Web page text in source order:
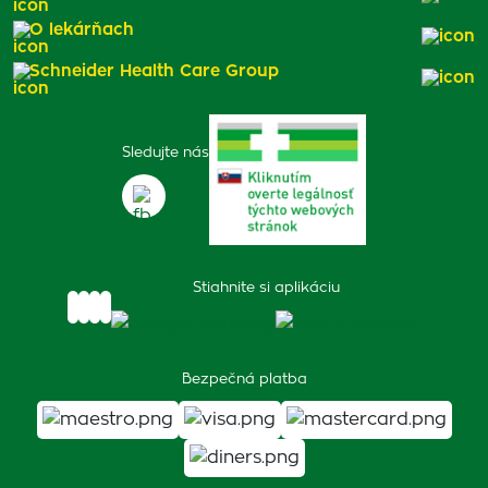
Sledujte nás
Stiahnite si aplikáciu
Bezpečná platba
O lekárňach
Schneider Health Care Group